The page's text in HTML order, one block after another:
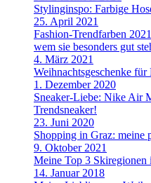
Stylinginspo: Farbige
25. April 2021
Fashion-Trendfarben
wem sie besonders gut
4. März 2021
Weihnachtsgeschenke
1. Dezember 2020
Sneaker-Liebe: Nike Air
Trendsneaker!
23. Juni 2020
Shopping in Graz: meine
9. Oktober 2021
Meine Top 3 Skiregionen
14. Januar 2018